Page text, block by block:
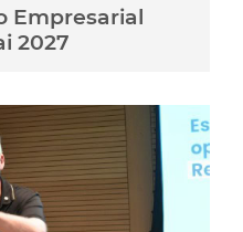
Empresarial
2027